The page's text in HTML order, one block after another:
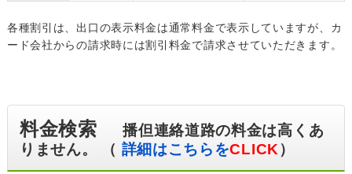
各種割引は、出口の表示料金は通常料金で表示していますが、カ
ード会社からの請求時には割引料金で請求させていただきます。
料金検索播但連絡道路の料金は高くあ
りません。 （ 詳細はこちらをCLICK ）